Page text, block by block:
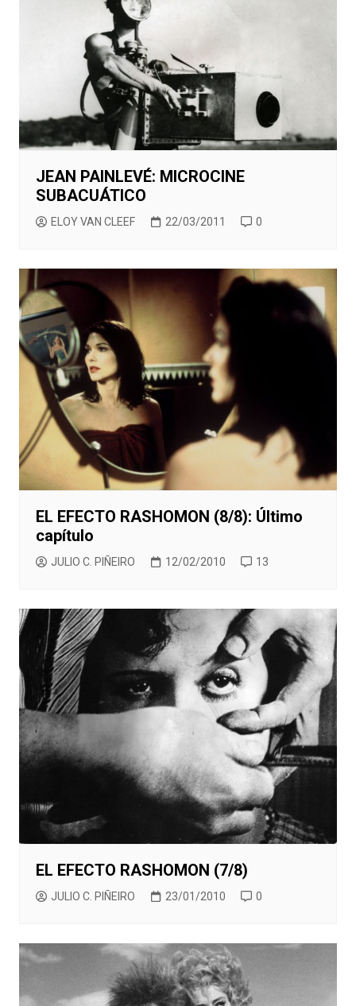
JEAN PAINLEVÉ: MICROCINE
SUBACUÁTICO
ELOY VAN CLEEF 22/03/2011 0
EL EFECTO RASHOMON (8/8): Último
capítulo
JULIO C. PIÑEIRO 12/02/2010 13
EL EFECTO RASHOMON (7/8)
JULIO C. PIÑEIRO 23/01/2010 0